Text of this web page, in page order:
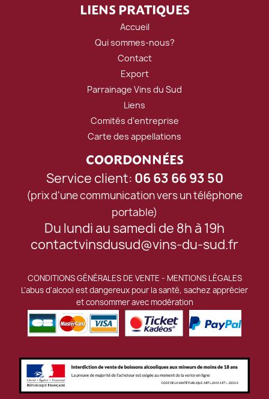
LIENS PRATIQUES
Accueil
Qui sommes-nous?
Contact
Export
Parrainage Vins du Sud
Liens
Comités d'entreprise
Carte des appellations
COORDONNÉES
Service client: 06 63 66 93 50
(prix d'une communication vers un téléphone
portable)
Du lundi au samedi de 8h à 19h
contactvinsdusud@vins-du-sud.fr
CONDITIONS GÉNÉRALES DE VENTE - MENTIONS LÉGALES
L'abus d'alcool est dangereux pour la santé, sachez apprécier
et consommer avec modération